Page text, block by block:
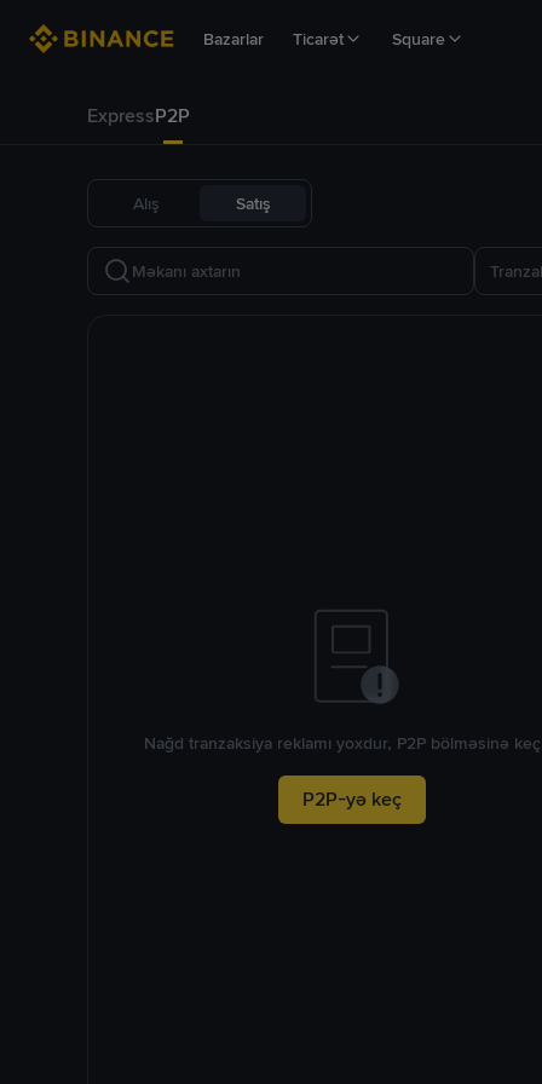
Bazarlar Ticarət Square
ExpressP2P
Alış Satış
Nağd tranzaksiya reklamı yoxdur, P2P bölməsinə
P2P-yə keç